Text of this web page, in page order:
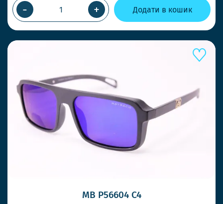
- + Додати в кошик
MB P56604 C4